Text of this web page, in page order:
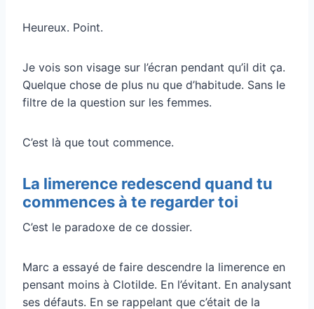
Heureux. Point.
Je vois son visage sur l’écran pendant qu’il dit ça.
Quelque chose de plus nu que d’habitude. Sans le
filtre de la question sur les femmes.
C’est là que tout commence.
La limerence redescend quand tu
commences à te regarder toi
C’est le paradoxe de ce dossier.
Marc a essayé de faire descendre la limerence en
pensant moins à Clotilde. En l’évitant. En analysant
ses défauts. En se rappelant que c’était de la